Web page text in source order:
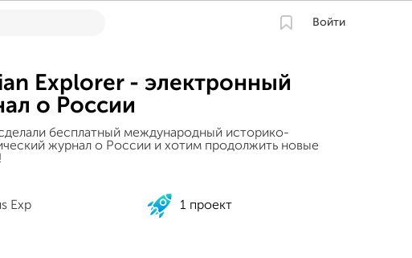
Войти
Explorer - электронный
о России
бесплатный международный историко-
журнал о России и хотим продолжить новые
Exp 1 проект